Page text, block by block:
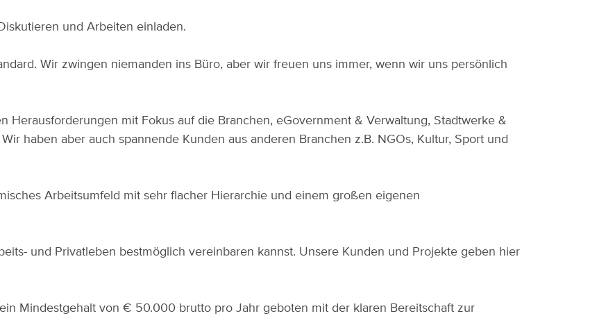
und Arbeiten einladen.
Wir zwingen niemanden ins Büro, aber wir freuen uns immer, wenn wir uns persönlich
Herausforderungen mit Fokus auf die Branchen, eGovernment & Verwaltung, Stadtwerke &
haben aber auch spannende Kunden aus anderen Branchen z.B. NGOs, Kultur, Sport und
Arbeitsumfeld mit sehr flacher Hierarchie und einem großen eigenen
und Privatleben bestmöglich vereinbaren kannst. Unsere Kunden und Projekte geben hier
Mindestgehalt von € 50.000 brutto pro Jahr geboten mit der klaren Bereitschaft zur